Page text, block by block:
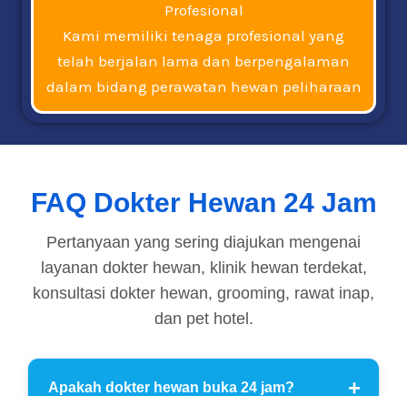
Profesional
Kami memiliki tenaga profesional yang
telah berjalan lama dan berpengalaman
dalam bidang perawatan hewan peliharaan
FAQ Dokter Hewan 24 Jam
Pertanyaan yang sering diajukan mengenai
layanan dokter hewan, klinik hewan terdekat,
konsultasi dokter hewan, grooming, rawat inap,
dan pet hotel.
Apakah dokter hewan buka 24 jam?